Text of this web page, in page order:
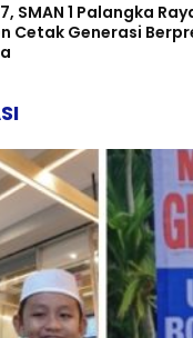
SMAN 1 Palangka
Cetak Generasi